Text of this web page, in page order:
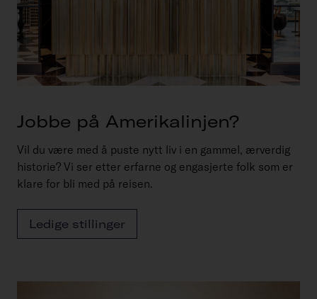
Jobbe på Amerikalinjen?
Vil du være med å puste nytt liv i en gammel, ærverdig
historie? Vi ser etter erfarne og engasjerte folk som er
klare for bli med på reisen.
Ledige stillinger